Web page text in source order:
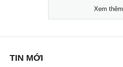
Xem thêm
TIN MỚI